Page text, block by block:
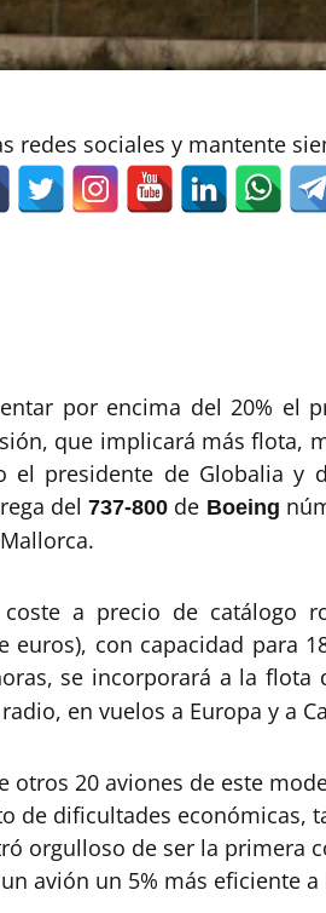
redes sociales y mantente
por encima del 20% el
que implicará más flota,
el presidente de Globalia y
del737-800 de Boeing
a precio de catálogo
euros), con capacidad para
se incorporará a la flota
en vuelos a Europa y a
otros 20 aviones de este
de dificultades económicas,
orgulloso de ser la primera
avión un 5% más eficiente